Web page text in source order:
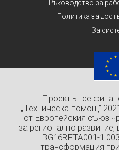
Ръководство за
Политика за
За
Проектът се
„Техническа помощ”
от Европейския съюз
за регионално
BG16RFTA001-
трансформация